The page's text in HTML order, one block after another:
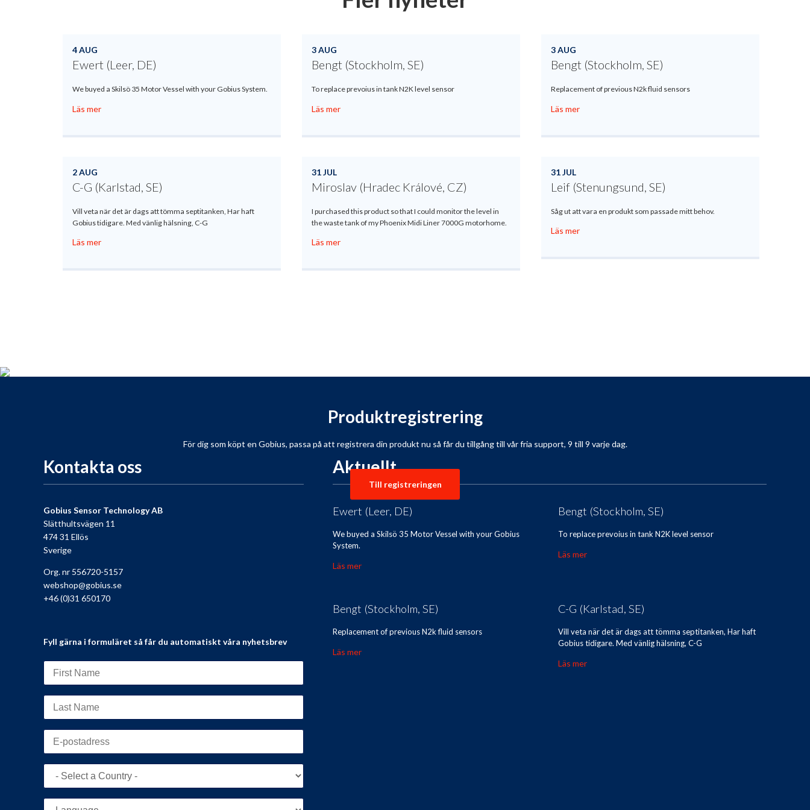
4 AUG
Ewert (Leer, DE)
We buyed a Skilsö 35 Motor Vessel with your Gobius System.
Läs mer
3 AUG
Bengt (Stockholm, SE)
To replace prevoius in tank N2K level sensor
Läs mer
3 AUG
Bengt (Stockholm, SE)
Replacement of previous N2k fluid sensors
Läs mer
2 AUG
C-G (Karlstad, SE)
Vill veta när det är dags att tömma septitanken, Har haft
Gobius tidigare. Med vänlig hälsning, C-G
Läs mer
31 JUL
Miroslav (Hradec Králové, CZ)
I purchased this product so that I could monitor the level in
the waste tank of my Phoenix Midi Liner 7000G motorhome.
Läs mer
31 JUL
Leif (Stenungsund, SE)
Såg ut att vara en produkt som passade mitt behov.
Läs mer
Produktregistrering
För dig som köpt en Gobius, passa på att registrera din produkt nu så får du tillgång till vår fria support, 9 till 9 varje dag.
Till registreringen
Kontakta oss
Gobius Sensor Technology AB
Slätthultsvägen 11
474 31 Ellös
Sverige
Org. nr 556720-5157
webshop@gobius.se
+46 (0)31 650170
Fyll gärna i formuläret så får du automatiskt våra nyhetsbrev
Aktuellt
Ewert (Leer, DE)
We buyed a Skilsö 35 Motor Vessel with your Gobius
System.
Läs mer
Bengt (Stockholm, SE)
To replace prevoius in tank N2K level sensor
Läs mer
Bengt (Stockholm, SE)
Replacement of previous N2k fluid sensors
Läs mer
C-G (Karlstad, SE)
Vill veta när det är dags att tömma septitanken, Har haft
Gobius tidigare. Med vänlig hälsning, C-G
Läs mer